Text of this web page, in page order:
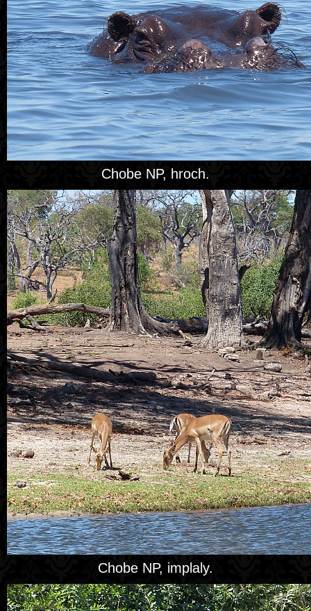
Chobe NP, hroch.
Chobe NP, implaly.